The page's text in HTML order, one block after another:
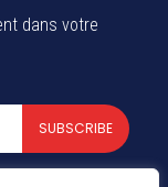
dans votre
SUBSCRIBE